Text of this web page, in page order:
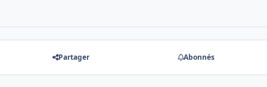
Partager Abonnés